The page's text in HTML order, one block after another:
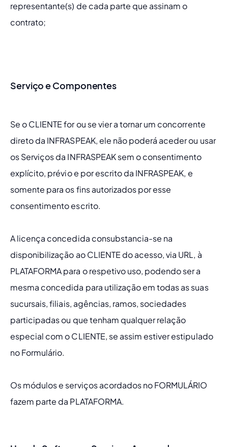
representante(s) de cada parte que assinam o
contrato;
Serviço e Componentes
Se o CLIENTE for ou se vier a tornar um concorrente
direto da INFRASPEAK, ele não poderá aceder ou usar
os Serviços da INFRASPEAK sem o consentimento
explícito, prévio e por escrito da INFRASPEAK, e
somente para os fins autorizados por esse
consentimento escrito.
A licença concedida consubstancia-se na
disponibilização ao CLIENTE do acesso, via URL, à
PLATAFORMA para o respetivo uso, podendo ser a
mesma concedida para utilização em todas as suas
sucursais, filiais, agências, ramos, sociedades
participadas ou que tenham qualquer relação
especial com o CLIENTE, se assim estiver estipulado
no Formulário.
Os módulos e serviços acordados no FORMULÁRIO
fazem parte da PLATAFORMA.